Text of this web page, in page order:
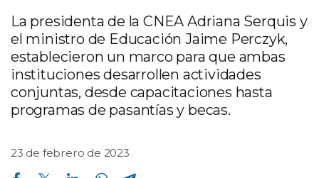
La presidenta de la CNEA Adriana Serquis y
el ministro de Educación Jaime Perczyk,
establecieron un marco para que ambas
instituciones desarrollen actividades
conjuntas, desde capacitaciones hasta
programas de pasantías y becas.
23 de febrero de 2023
Compartir en Facebook Compartir en Twitter Compartir en Linkedin Compartir en Whatsapp